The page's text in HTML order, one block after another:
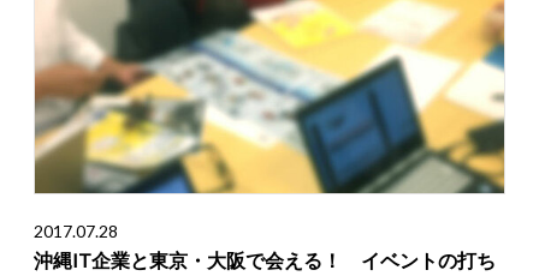
2017.07.28
沖縄IT企業と東京・大阪で会える！ イベントの打ち